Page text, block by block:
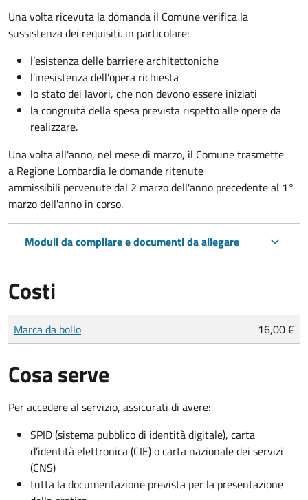
Una volta ricevuta la domanda il Comune verifica la
sussistenza dei requisiti. in particolare:
l’esistenza delle barriere architettoniche
l’inesistenza dell’opera richiesta
lo stato dei lavori, che non devono essere iniziati
la congruità della spesa prevista rispetto alle opere da
realizzare.
Una volta all'anno, nel mese di marzo, il Comune trasmette
a Regione Lombardia le domande ritenute
ammissibili pervenute dal 2 marzo dell'anno precedente al 1°
marzo dell'anno in corso.
Moduli da compilare e documenti da allegare
Costi
Tipo di pagamento
Importo
Marca da bollo 16,00 €
Cosa serve
Per accedere al servizio, assicurati di avere:
SPID (sistema pubblico di identità digitale), carta
d’identità elettronica (CIE) o carta nazionale dei servizi
(CNS)
tutta la documentazione prevista per la presentazione